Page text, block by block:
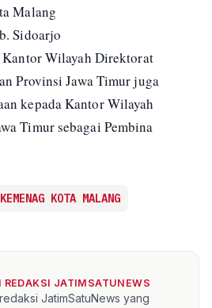
Malang
Sidoarjo
Wilayah Direktorat
Provinsi Jawa Timur juga
kepada Kantor Wilayah
Timur sebagai Pembina
KEMENAG KOTA MALANG
REDAKSI JATIMSATUNEWS
JatimSatuNews yang